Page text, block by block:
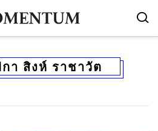
า สิงห์ ราชาวัต